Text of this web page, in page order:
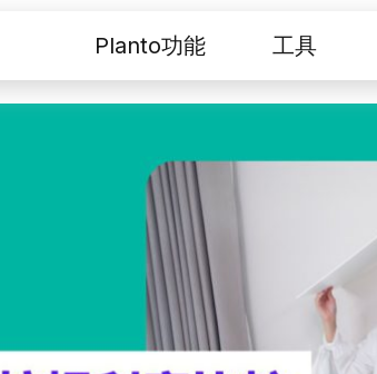
Planto功能 工具